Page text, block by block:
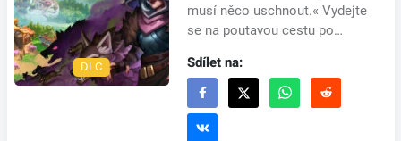
DLC
musí něco uschnout.« Vydejte
se na poutavou cestu po
proslulý svým prosperujícím
zemědělstvím,...
Sdílet na: